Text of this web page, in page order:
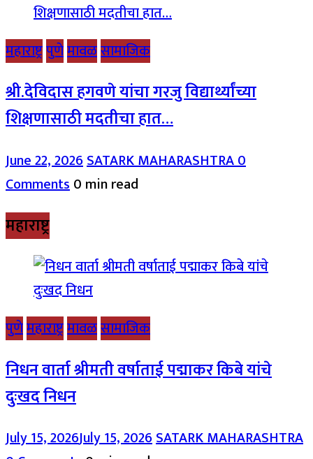
महाराष्ट्रपुणेमावळसामाजिक
श्री.देविदास हगवणे यांचा गरजु विद्यार्थ्यांच्या
शिक्षणासाठी मदतीचा हात…
June 22, 2026SATARK MAHARASHTRA0
Comments0 min read
महाराष्ट्र
पुणेमहाराष्ट्रमावळसामाजिक
निधन वार्ता श्रीमती वर्षाताई पद्माकर किबे यांचे
दुःखद निधन
July 15, 2026July 15, 2026SATARK MAHARASHTRA